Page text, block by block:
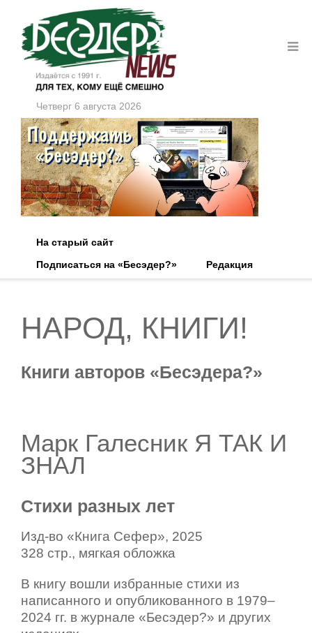
Четверг 6 августа 2026
На старый сайт
Подписаться на «Бесэдер?»
Редакция
НАРОД, КНИГИ!
Книги авторов «Бесэдера?»
Марк Галесник Я ТАК И
ЗНАЛ
Стихи разных лет
Изд-во «Книга Сефер», 2025
328 стр., мягкая обложка
В книгу вошли избранные стихи из
написанного и опубликованного в 1979–
2024 гг. в журнале «Бесэдер?» и других